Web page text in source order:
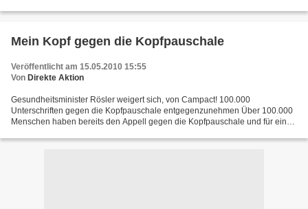
Mein Kopf gegen die Kopfpauschale
Veröffentlicht am 15.05.2010 15:55
Von Direkte Aktion
Gesundheitsminister Rösler weigert sich, von Campact! 100.000
Unterschriften gegen die Kopfpauschale entgegenzunehmen Über 100.000
Menschen haben bereits den Appell gegen die Kopfpauschale und für eine